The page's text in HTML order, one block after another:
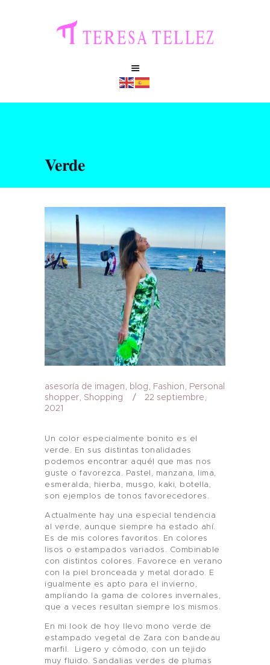
Verde
asesoría de imagen, blog, Fashion, Personal
shopper, Shopping
22 septiembre,
2021
Un color especialmente bonito es el
verde. En sus distintas tonalidades
podemos encontrar aquél que mas nos
guste o favorezca. Pastel, manzana, lima,
esmeralda, hierba, musgo, kaki, botella,
son ejemplos de tonos favorecedores.
Actualmente hay una especial tendencia
al verde, aunque siempre ha estado ahí.
Es de mis colores favoritos. En colores
lisos o estampados variados. Combinable
con distintos colores. Favorece en verano
con la piel bronceada y metal dorado. E
igualmente es apto para el invierno,
ampliando la gama de colores invernales,
que a veces resultan siempre los mismos.
En mi look de hoy llevo mono verde de
estampado vegetal de Zara con bandeau
marfil. Ligero y cómodo, con un tejido
muy fluido. Sandalias verdes de plumas